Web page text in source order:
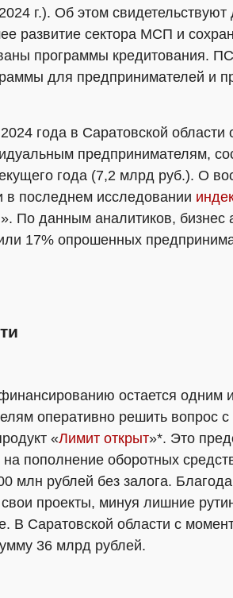
г.). Об этом
развитие сектора МСП и
программы кредитования.
для предпринимателей и
года в Саратовской
предпринимателям,
года (7,2 млрд руб.). О
в последнем исследовании
По данным аналитиков, бизнес
17% опрошенных
остается одним
оперативно решить вопрос
«Лимит открыт»*. Это
пополнение оборотных
млн рублей без залога.
проекты, минуя лишние
В Саратовской области с
36 млрд рублей.